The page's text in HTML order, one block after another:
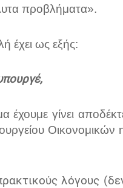
προβλήματα».
έχει ως εξής:
έχουμε γίνει
Οικονομικών
λόγους